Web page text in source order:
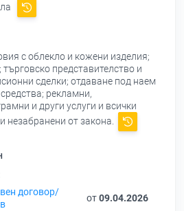
с облекло и кожени изделия;
търговско представителство и
сделки; отдаване под наем
рекламни,
и други услуги и всички
незабранени от закона.
договор/
от09.04.2026